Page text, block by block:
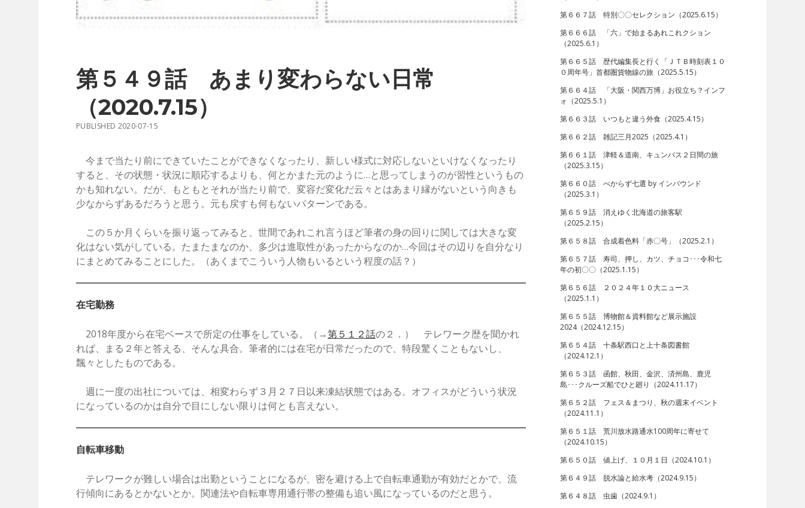
第５４９話 あまり変わらない日常
（2020.7.15）
PUBLISHED 2020-07-15
今まで当たり前にできていたことができなくなったり、新しい様式に対応しないといけなくなったり
すると、その状態・状況に順応するよりも、何とかまた元のように…と思ってしまうのが習性というもの
かも知れない。だが、もともとそれが当たり前で、変容だ変化だ云々とはあまり縁がないという向きも
少なからずあるだろうと思う。元も戻すも何もないパターンである。
この５か月くらいを振り返ってみると、世間であれこれ言うほど筆者の身の回りに関しては大きな変
化はない気がしている。たまたまなのか、多少は進取性があったからなのか…今回はその辺りを自分なり
にまとめてみることにした。（あくまでこういう人物もいるという程度の話？）
在宅勤務
2018年度から在宅ベースで所定の仕事をしている。（→第５１２話の２．） テレワーク歴を聞かれ
れば、まる２年と答える、そんな具合。筆者的には在宅が日常だったので、特段驚くこともないし、
飄々としたものである。
週に一度の出社については、相変わらず３月２７日以来凍結状態ではある。オフィスがどういう状況
になっているのかは自分で目にしない限りは何とも言えない。
自転車移動
テレワークが難しい場合は出勤ということになるが、密を避ける上で自転車通勤が有効だとかで、流
行傾向にあるとかないとか。関連法や自転車専用通行帯の整備も追い風になっているのだと思う。
第６６７話 特別〇〇セレクション（2025.6.15）
第６６６話 「六」で始まるあれこれクション
（2025.6.1）
第６６５話 歴代編集長と行く「ＪＴＢ時刻表１０
０周年号」首都圏貨物線の旅（2025.5.15）
第６６４話 「大阪・関西万博」お役立ち？インフ
ォ（2025.5.1）
第６６３話 いつもと違う外食（2025.4.15）
第６６２話 雑記三月2025（2025.4.1）
第６６１話 津軽＆道南、キュンパス２日間の旅
（2025.3.15）
第６６０話 べからず七選 by インバウンド
（2025.3.1）
第６５９話 消えゆく北海道の旅客駅
（2025.2.15）
第６５８話 合成着色料「赤〇号」（2025.2.1）
第６５７話 寿司、押し、カツ、チョコ･･･令和七
年の初〇〇（2025.1.15）
第６５６話 ２０２４年１０大ニュース
（2025.1.1）
第６５５話 博物館＆資料館など展示施設
2024（2024.12.15）
第６５４話 十条駅西口と上十条図書館
（2024.12.1）
第６５３話 函館、秋田、金沢、済州島、鹿児
島･･･クルーズ船でひと廻り（2024.11.17）
第６５２話 フェス＆まつり、秋の週末イベント
（2024.11.1）
第６５１話 荒川放水路通水100周年に寄せて
（2024.10.15）
第６５０話 値上げ、１０月１日（2024.10.1）
第６４９話 脱水論と給水考（2024.9.15）
第６４８話 虫歯（2024.9.1）